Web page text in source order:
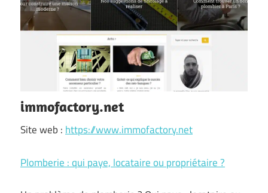
immofactory.net
Site web : https://www.immofactory.net
Plomberie : qui paye, locataire ou propriétaire ?